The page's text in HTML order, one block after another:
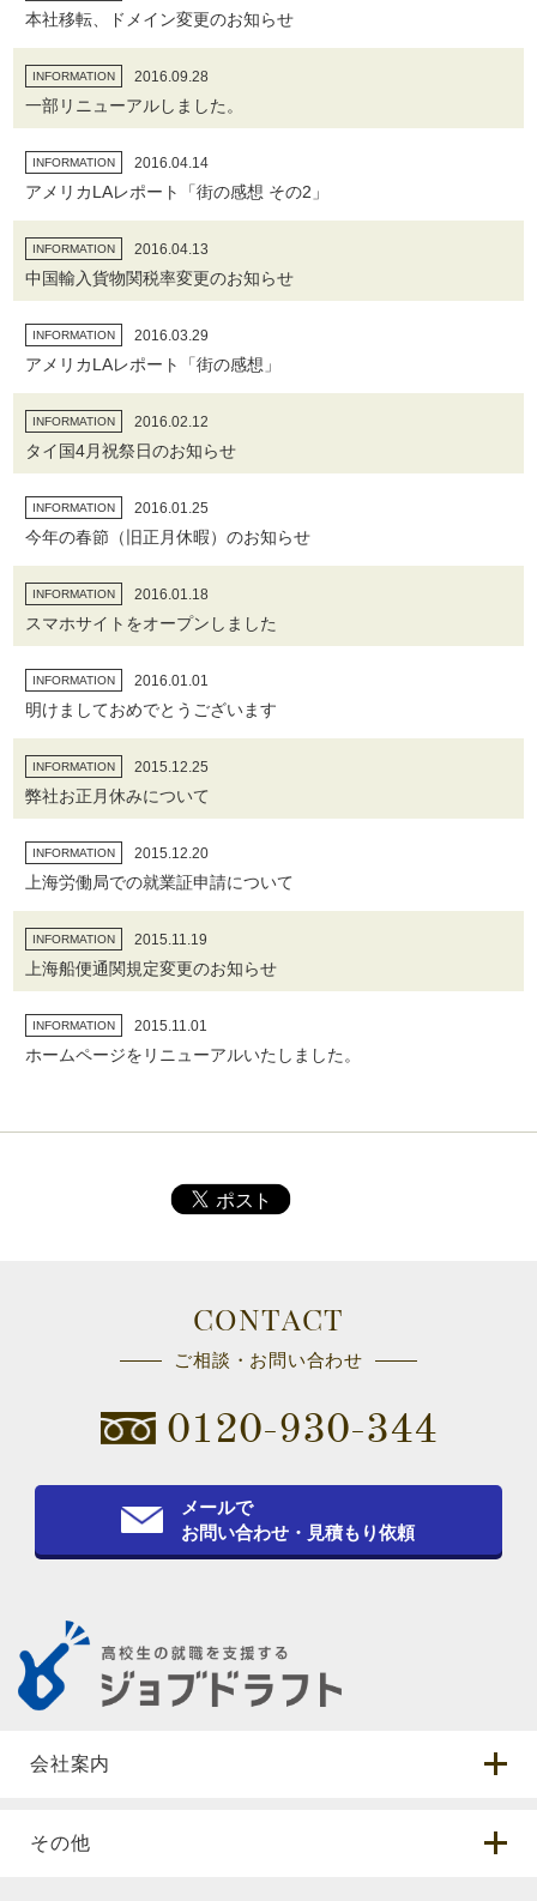
本社移転、ドメイン変更のお知らせ
INFORMATION 2016.09.28
一部リニューアルしました。
INFORMATION 2016.04.14
アメリカLAレポート「街の感想 その2」
INFORMATION 2016.04.13
中国輸入貨物関税率変更のお知らせ
INFORMATION 2016.03.29
アメリカLAレポート「街の感想」
INFORMATION 2016.02.12
タイ国4月祝祭日のお知らせ
INFORMATION 2016.01.25
今年の春節（旧正月休暇）のお知らせ
INFORMATION 2016.01.18
スマホサイトをオープンしました
INFORMATION 2016.01.01
明けましておめでとうございます
INFORMATION 2015.12.25
弊社お正月休みについて
INFORMATION 2015.12.20
上海労働局での就業証申請について
INFORMATION 2015.11.19
上海船便通関規定変更のお知らせ
INFORMATION 2015.11.01
ホームページをリニューアルいたしました。
CONTACT
ご相談・お問い合わせ
0120-930-344
メールで
お問い合わせ・見積もり依頼
会社案内
その他